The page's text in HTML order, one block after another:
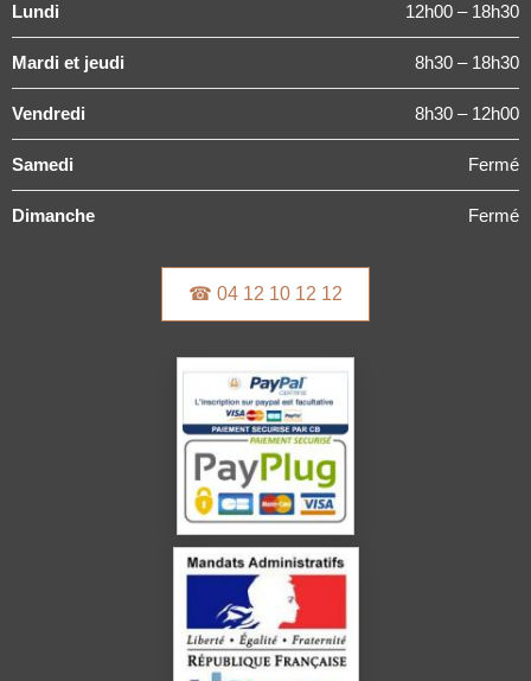
Lundi 12h00 – 18h30
Mardi et jeudi 8h30 – 18h30
Vendredi 8h30 – 12h00
Samedi Fermé
Dimanche Fermé
☎ 04 12 10 12 12